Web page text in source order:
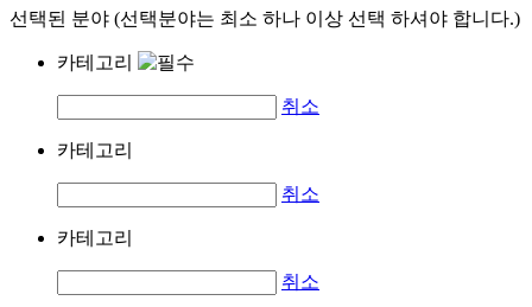
선택된 분야 (선택분야는 최소 하나 이상 선택 하셔야 합니다.)
카테고리
취소
카테고리
취소
카테고리
취소